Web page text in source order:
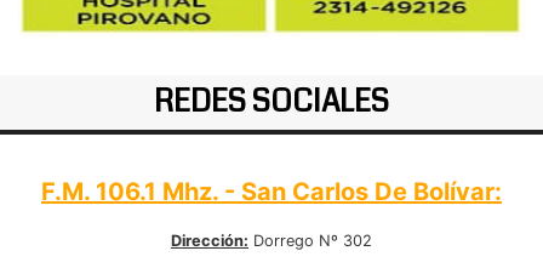
REDES SOCIALES
F.M. 106.1 Mhz. - San Carlos De Bolívar:
Dirección: Dorrego Nº 302